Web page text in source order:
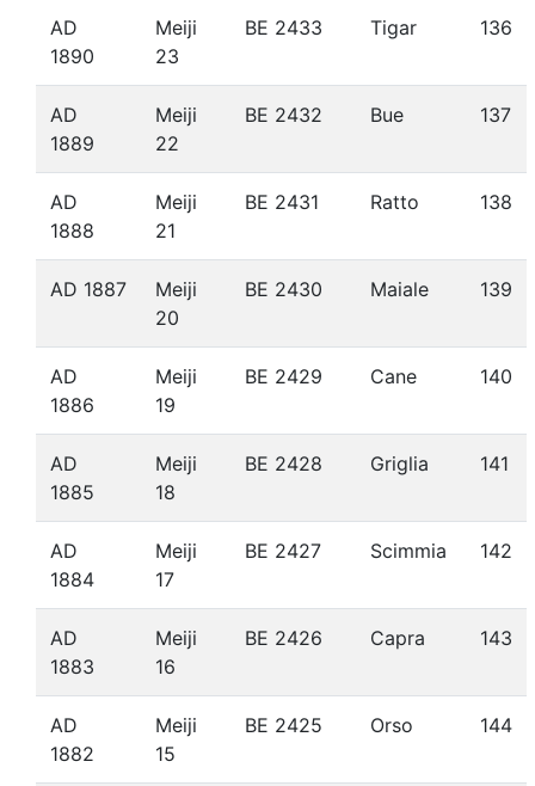
AD
1890
Meiji
23
BE 2433 Tigar 136
AD
1889
Meiji
22
BE 2432 Bue 137
AD
1888
Meiji
21
BE 2431 Ratto 138
AD 1887
Meiji
20
BE 2430 Maiale 139
AD
1886
Meiji
19
BE 2429 Cane 140
AD
1885
Meiji
18
BE 2428 Griglia 141
AD
1884
Meiji
17
BE 2427 Scimmia 142
AD
1883
Meiji
16
BE 2426 Capra 143
AD
1882
Meiji
15
BE 2425 Orso 144